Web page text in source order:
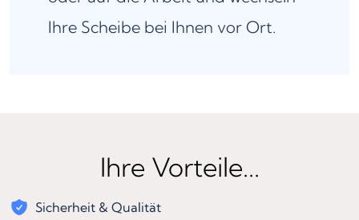
Ihre Scheibe bei Ihnen vor Ort.
Ihre Vorteile...
Sicherheit & Qualität